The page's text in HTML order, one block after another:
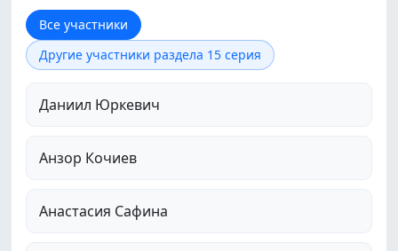
Все участники
Другие участники раздела 15 серия
Даниил Юркевич
Анзор Кочиев
Анастасия Сафина